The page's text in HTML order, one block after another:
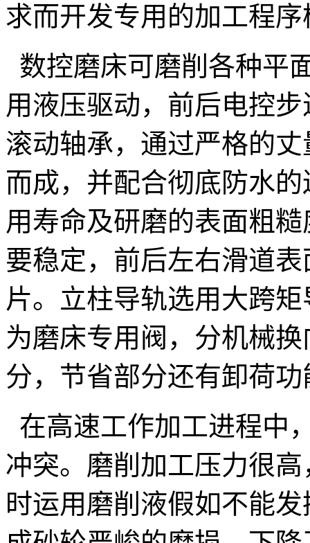
求而开发专用的加工程序
数控磨床可磨削各种平
用液压驱动，前后电控
滚动轴承，通过严格的
而成，并配合彻底防水
用寿命及研磨的表面粗
要稳定，前后左右滑道
片。立柱导轨选用大跨
为磨床专用阀，分机械
分，节省部分还有卸荷
在高速工作加工进程中
冲突。磨削加工压力很
时运用磨削液假如不能